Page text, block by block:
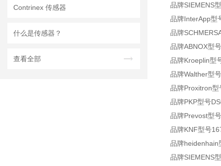
Contrinex 传感器
什么是传感器？
查看全部
品牌SIEMENS
品牌InterApp型
品牌
品牌ABNOX型
品牌Kroeplin型
品牌Walther型
品牌Proxitron
品牌PKP型号
品牌Prevost型
品牌KNF型号
品牌heidenhain
品牌SIEMENS